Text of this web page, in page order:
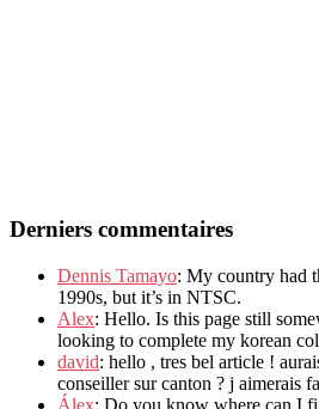
Derniers commentaires
Dennis Tamayo: My country had
1990s, but it’s in NTSC.
Alex: Hello. Is this page still
looking to complete my korean
david: hello , tres bel article !
conseiller sur canton ? j aimerais
Álex: Do you know where can I